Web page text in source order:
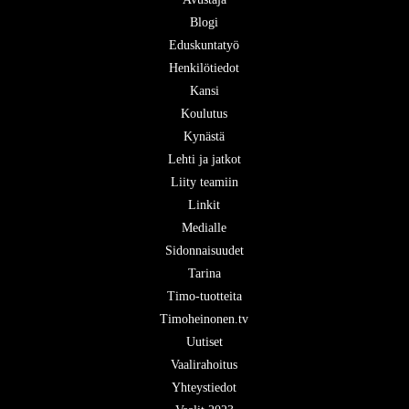
Blogi
Eduskuntatyö
Henkilötiedot
Kansi
Koulutus
Kynästä
Lehti ja jatkot
Liity teamiin
Linkit
Medialle
Sidonnaisuudet
Tarina
Timo-tuotteita
Timoheinonen.tv
Uutiset
Vaalirahoitus
Yhteystiedot